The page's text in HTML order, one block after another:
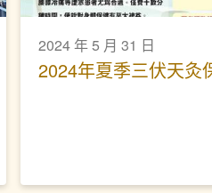
2024 年 5 月 31 日
2024年夏季三伏天灸